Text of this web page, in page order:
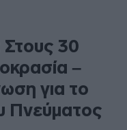
30
–
για το
Πνεύματος